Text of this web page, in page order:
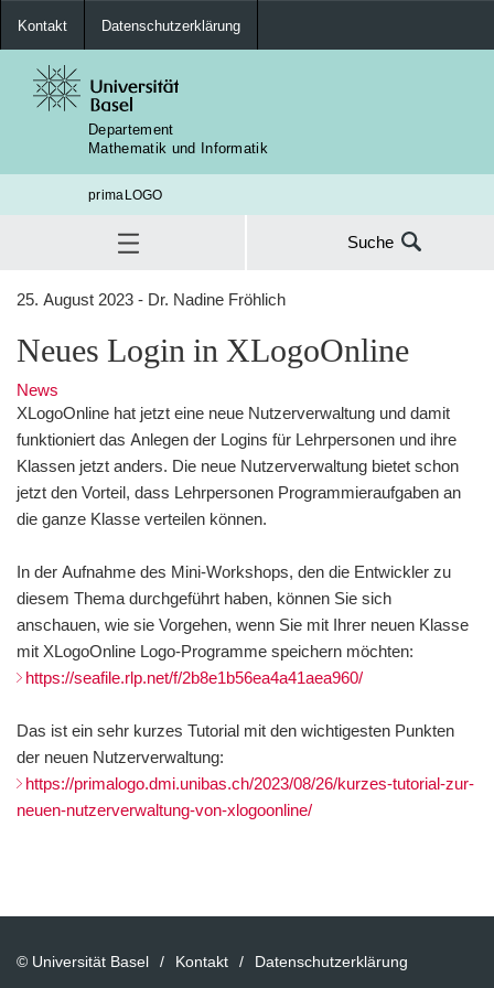
Kontakt Datenschutzerklärung
Departement
Mathematik und Informatik
primaLOGO
Suche
nach:
Neues Login in XLogoOnline
25. August 2023 - Dr. Nadine Fröhlich
Neues Login in XLogoOnline
News
XLogoOnline hat jetzt eine neue Nutzerverwaltung und damit
funktioniert das Anlegen der Logins für Lehrpersonen und ihre
Klassen jetzt anders. Die neue Nutzerverwaltung bietet schon
jetzt den Vorteil, dass Lehrpersonen Programmieraufgaben an
die ganze Klasse verteilen können.
In der Aufnahme des Mini-Workshops, den die Entwickler zu
diesem Thema durchgeführt haben, können Sie sich
anschauen, wie sie Vorgehen, wenn Sie mit Ihrer neuen Klasse
mit XLogoOnline Logo-Programme speichern möchten:
https://seafile.rlp.net/f/2b8e1b56ea4a41aea960/
Das ist ein sehr kurzes Tutorial mit den wichtigesten Punkten
der neuen Nutzerverwaltung:
https://primalogo.dmi.unibas.ch/2023/08/26/kurzes-tutorial-zur-
neuen-nutzerverwaltung-von-xlogoonline/
© Universität Basel Kontakt Datenschutzerklärung